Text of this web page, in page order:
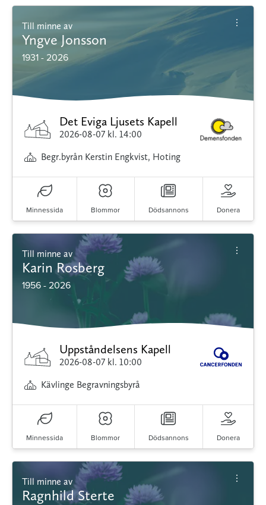
Till minne av
Yngve Jonsson
1931 - 2026
Det Eviga Ljusets Kapell
2026-08-07 kl. 14:00
Begr.byrån Kerstin Engkvist, Hoting
Minnessida Blommor Dödsannons Donera
Till minne av
Karin Rosberg
1956 - 2026
Uppståndelsens Kapell
2026-08-07 kl. 10:00
Kävlinge Begravningsbyrå
Minnessida Blommor Dödsannons Donera
Till minne av
Ragnhild Sterte